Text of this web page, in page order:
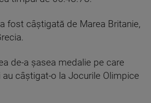
fost câștigată de Marea Britanie,
de-a șasea medalie pe care
câștigat-o la Jocurile Olimpice